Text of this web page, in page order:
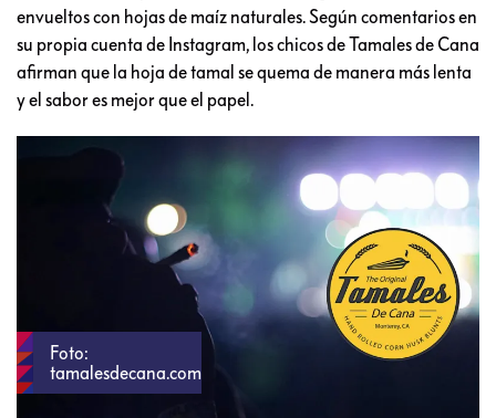
envueltos con hojas de maíz naturales. Según comentarios en
su propia cuenta de Instagram, los chicos de Tamales de Cana
afirman que la hoja de tamal se quema de manera más lenta
y el sabor es mejor que el papel.
Foto:
tamalesdecana.com